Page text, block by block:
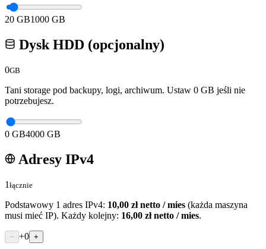
20 GB1000 GB
Dysk HDD (opcjonalny)
0GB
Tani storage pod backupy, logi, archiwum. Ustaw 0 GB jeśli nie
potrzebujesz.
0 GB4000 GB
Adresy IPv4
1 łącznie
Podstawowy 1 adres IPv4: 10,00 zł netto / mies (każda maszyna
musi mieć IP). Każdy kolejny: 16,00 zł netto / mies.
− +0 +